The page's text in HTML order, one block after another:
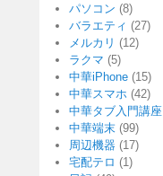
パソコン (8)
バラエティ (27)
メルカリ (12)
ラクマ (5)
中華iPhone (15)
中華スマホ (42)
中華タブ入門講座
中華端末 (99)
周辺機器 (17)
宅配テロ (1)